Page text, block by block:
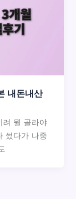
내돈내산
려 뭘 골라야
썼다가 나중